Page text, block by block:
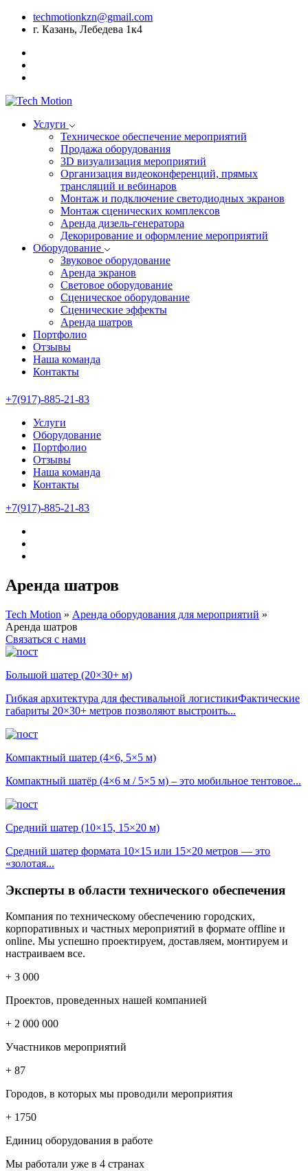
techmotionkzn@gmail.com
г. Казань, Лебедева 1к4
Услуги
Техническое обеспечение мероприятий
Продажа оборудования
3D визуализация мероприятий
Организация видеоконференций, прямых
трансляций и вебинаров
Монтаж и подключение светодиодных экранов
Монтаж сценических комплексов
Аренда дизель-генератора
Декорирование и оформление мероприятий
Оборудование
Звуковое оборудование
Аренда экранов
Световое оборудование
Сценическое оборудование
Сценические эффекты
Аренда шатров
Портфолио
Отзывы
Наша команда
Контакты
+7(917)-885-21-83
Услуги
Оборудование
Портфолио
Отзывы
Наша команда
Контакты
+7(917)-885-21-83
Аренда шатров
Tech Motion » Аренда оборудования для мероприятий »
Аренда шатров
Связаться с нами
Большой шатер (20×30+ м)
Гибкая архитектура для фестивальной логистикиФактические
габариты 20×30+ метров позволяют выстроить...
Компактный шатер (4×6, 5×5 м)
Компактный шатёр (4×6 м / 5×5 м) – это мобильное тентовое...
Средний шатер (10×15, 15×20 м)
Средний шатер формата 10×15 или 15×20 метров — это
«золотая...
Эксперты в области технического обеспечения
Компания по техническому обеспечению городских,
корпоративных и частных мероприятий в формате offline и
online. Мы успешно проектируем, доставляем, монтируем и
настраиваем все.
+ 3 000
Проектов, проведенных нашей компанией
+ 2 000 000
Участников мероприятий
+ 87
Городов, в которых мы проводили мероприятия
+ 1750
Единиц оборудования в работе
Мы работали уже в 4 странах